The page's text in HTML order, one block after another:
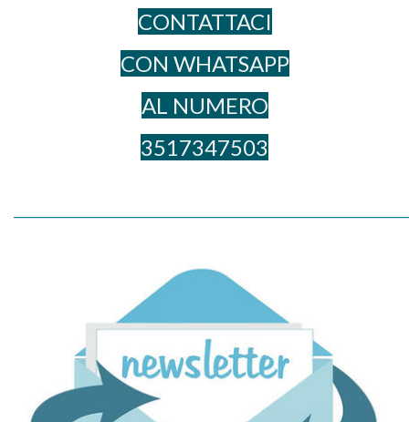
CONTATTACI
CON WHATSAPP
AL NUME​RO
3517347503